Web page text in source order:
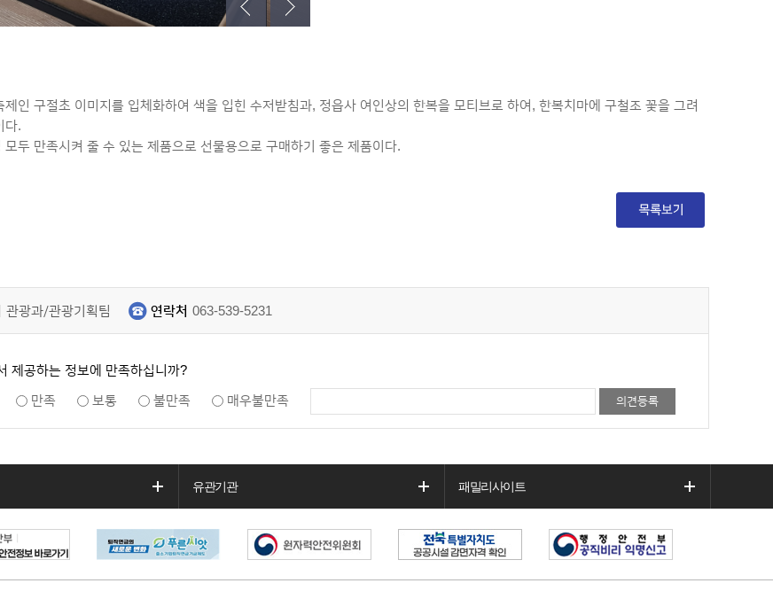
제인 구절초 이미지를 입체화하여 색을 입힌 수저받침과, 정읍사 여인상의 한복을 모티브로 하여, 한복치마에 구철조 꽃을 그려
다.
모두 만족시켜 줄 수 있는 제품으로 선물용으로 구매하기 좋은 제품이다.
관광과/관광기획팀 연락처 063-539-5231
제공하는 정보에 만족하십니까?
만족 보통 불만족 매우불만족
유관기관 패밀리사이트